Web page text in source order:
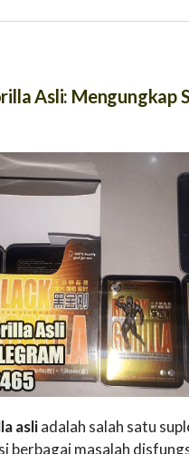
Asli: Mengungkap
asliadalah salah satu
berbagai masalah